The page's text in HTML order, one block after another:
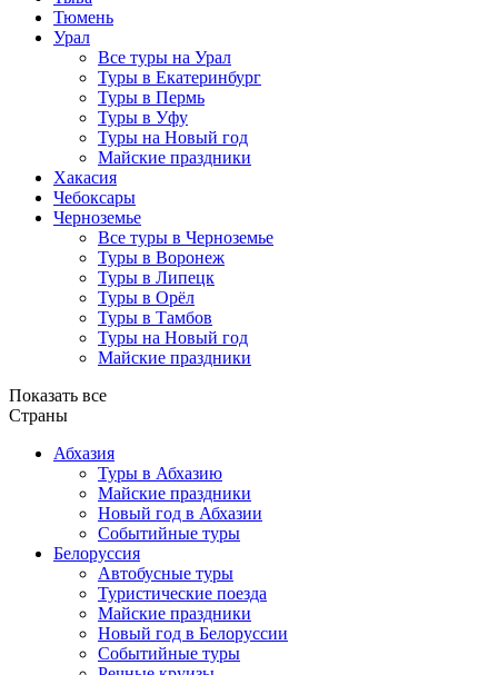
Тюмень
Урал
Все туры на Урал
Туры в Екатеринбург
Туры в Пермь
Туры в Уфу
Туры на Новый год
Майские праздники
Хакасия
Чебоксары
Черноземье
Все туры в Черноземье
Туры в Воронеж
Туры в Липецк
Туры в Орёл
Туры в Тамбов
Туры на Новый год
Майские праздники
Показать все
Страны
Абхазия
Туры в Абхазию
Майские праздники
Новый год в Абхазии
Событийные туры
Белоруссия
Автобусные туры
Туристические поезда
Майские праздники
Новый год в Белоруссии
Событийные туры